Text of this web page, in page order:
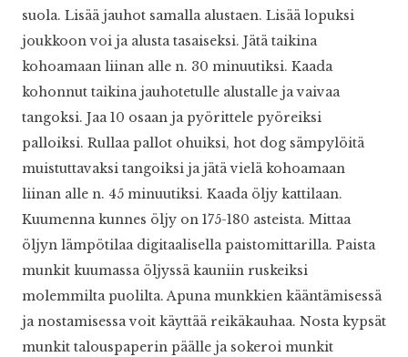
suola. Lisää jauhot samalla alustaen. Lisää lopuksi
joukkoon voi ja alusta tasaiseksi. Jätä taikina
kohoamaan liinan alle n. 30 minuutiksi. Kaada
kohonnut taikina jauhotetulle alustalle ja vaivaa
tangoksi. Jaa 10 osaan ja pyörittele pyöreiksi
palloiksi. Rullaa pallot ohuiksi, hot dog sämpylöitä
muistuttavaksi tangoiksi ja jätä vielä kohoamaan
liinan alle n. 45 minuutiksi. Kaada öljy kattilaan.
Kuumenna kunnes öljy on 175-180 asteista. Mittaa
öljyn lämpötilaa digitaalisella paistomittarilla. Paista
munkit kuumassa öljyssä kauniin ruskeiksi
molemmilta puolilta. Apuna munkkien kääntämisessä
ja nostamisessa voit käyttää reikäkauhaa. Nosta kypsät
munkit talouspaperin päälle ja sokeroi munkit